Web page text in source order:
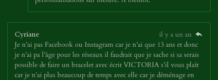
Cyriane
il y a un an
Je n’ai pas Facebook ou Instagram car je n’ai que 13 ans et donc
je n’ai pa l’âge pour les réseaux il faudrait que je sache si sa serais
possible de faire un bracelet avec écrit VICTORIA s’il vous plaît
car je n’ai plus beaucoup de temps avec elle car je déménage en